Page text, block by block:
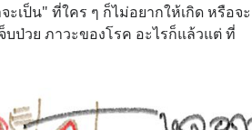
เป็น" ที่ใคร ๆ ก็ไม่อยากให้เกิด หรือจะ
บป่วย ภาวะของโรค อะไรก็แล้วแต่ ที่